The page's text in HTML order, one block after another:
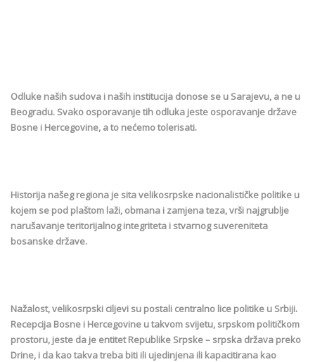
Odluke naših sudova i naših institucija donose se u Sarajevu, a ne u
Beogradu. Svako osporavanje tih odluka jeste osporavanje države
Bosne i Hercegovine, a to nećemo tolerisati.
Historija našeg regiona je sita velikosrpske nacionalističke politike u
kojem se pod plaštom laži, obmana i zamjena teza, vrši najgrublje
narušavanje teritorijalnog integriteta i stvarnog suvereniteta
bosanske države.
Nažalost, velikosrpski ciljevi su postali centralno lice politike u Srbiji.
Recepcija Bosne i Hercegovine u takvom svijetu, srpskom političkom
prostoru, jeste da je entitet Republike Srpske – srpska država preko
Drine, i da kao takva treba biti ili ujedinjena ili kapacitirana kao